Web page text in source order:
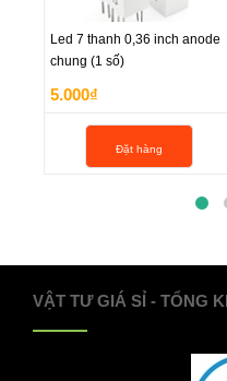
Led 7 thanh 0,36 inch anode
chung (1 số)
Led 7 thanh 0,36 inch anode
chung (1 số)
5.000₫
Đặt hàng
VẬT TƯ GIÁ SỈ - TỔNG